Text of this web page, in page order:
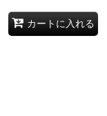
カートに入れる